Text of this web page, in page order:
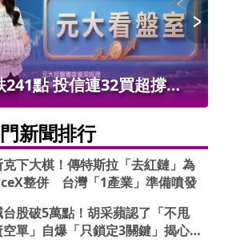
241點 投信連32買超撐
是陷阱
新聞排行
下大棋！傳特斯拉「去紅鏈」為
整併 台灣「1產業」準備噴發
股破5萬點！胡采蘋認了「不甩
單」自爆「只鎖定3關鍵」揭心